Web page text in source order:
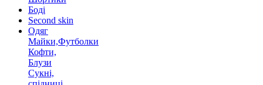
Боді
Second skin
Одяг
Майки,Футболки
Кофти,
Блузи
Сукні,